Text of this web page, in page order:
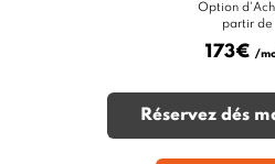
Option
partir de
173€ /
Réservez dés